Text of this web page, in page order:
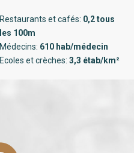
Restaurants et cafés: 0,2 tous
les 100m
Médecins: 610 hab/médecin
Ecoles et crèches: 3,3 étab/km²